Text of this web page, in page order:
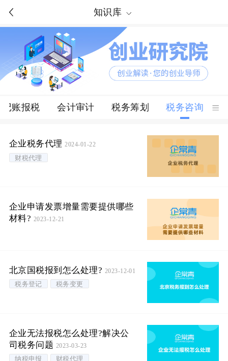
知识库
记账报税 会计审计 税务筹划 税务咨询
企业税务代理2024-01-22
财税代理
企业申请发票增量需要提供哪些
材料? 2023-12-21
北京国税报到怎么处理? 2023-12-01
税务登记 税务变更
企业无法报税怎么处理?解决公
司税务问题 2023-03-23
纳税申报 财税代理